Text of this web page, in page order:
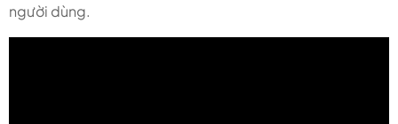
người dùng.